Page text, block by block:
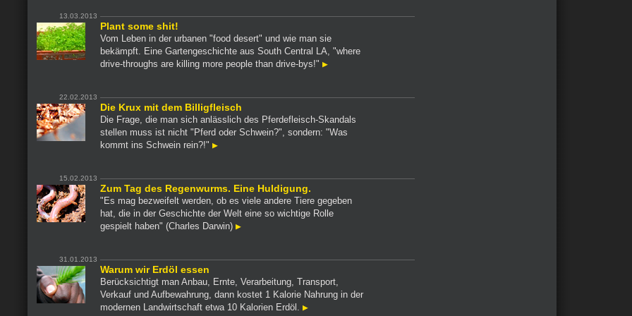
13.03.2013
Plant some shit!
Vom Leben in der urbanen "food desert" und wie man sie
bekämpft. Eine Gartengeschichte aus South Central LA, "where
drive-throughs are killing more people than drive-bys!"
22.02.2013
Die Krux mit dem Billigfleisch
Die Frage, die man sich anlässlich des Pferdefleisch-Skandals
stellen muss ist nicht "Pferd oder Schwein?", sondern: "Was
kommt ins Schwein rein?!"
15.02.2013
Zum Tag des Regenwurms. Eine Huldigung.
"Es mag bezweifelt werden, ob es viele andere Tiere gegeben
hat, die in der Geschichte der Welt eine so wichtige Rolle
gespielt haben" (Charles Darwin)
31.01.2013
Warum wir Erdöl essen
Berücksichtigt man Anbau, Ernte, Verarbeitung, Transport,
Verkauf und Aufbewahrung, dann kostet 1 Kalorie Nahrung in der
modernen Landwirtschaft etwa 10 Kalorien Erdöl.